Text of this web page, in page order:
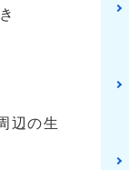
辺の生